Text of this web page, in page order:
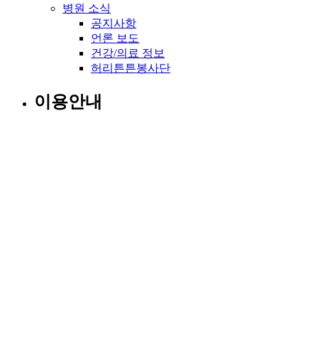
병원 소식
공지사항
언론 보도
건강/의료 정보
허리튼튼봉사단
이용안내